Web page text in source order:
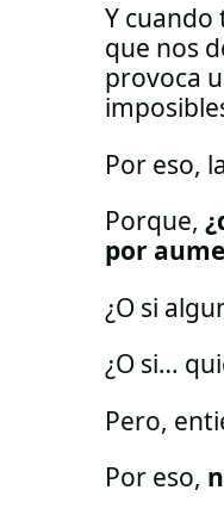
Y cuando
que nos
provoca
Por eso,
Porque,
por
¿O si
¿O si…
Pero,
Por eso,